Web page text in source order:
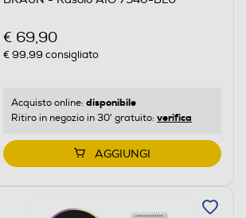
€ 69,90
€ 99,99 consigliato
Acquisto online: disponibile
Ritiro in negozio in 30' gratuito: verifica
AGGIUNGI